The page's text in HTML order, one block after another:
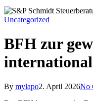
Uncategorized
BFH zur
By mylapo2. April 2026No